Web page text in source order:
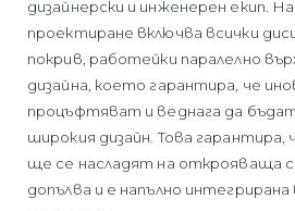
дизайнерски и инженерен екип.
проектиране включва всички
покрив, работейки паралелно
дизайна, което гарантира, че
процъфтяват и веднага да
широкия дизайн. Това
ще се насладят на открояваща
допълва и е напълно